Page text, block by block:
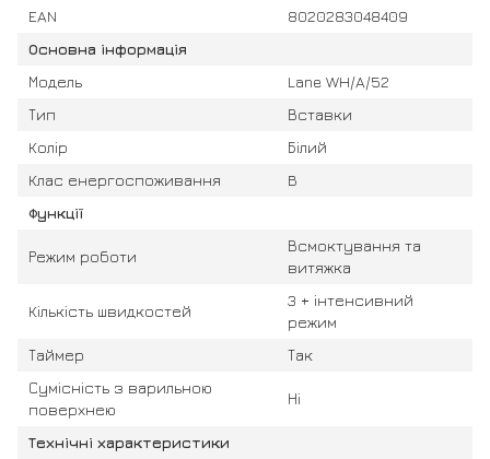
EAN
8020283048409
Основна інформація
Модель
Lane WH/A/52
Тип
Вставки
Колір
Білий
Клас енергоспоживання
B
Функції
Режим роботи
Всмоктування та
витяжка
Кількість швидкостей
3 + інтенсивний
режим
Таймер
Так
Сумісність з варильною
поверхнею
Ні
Технічні характеристики